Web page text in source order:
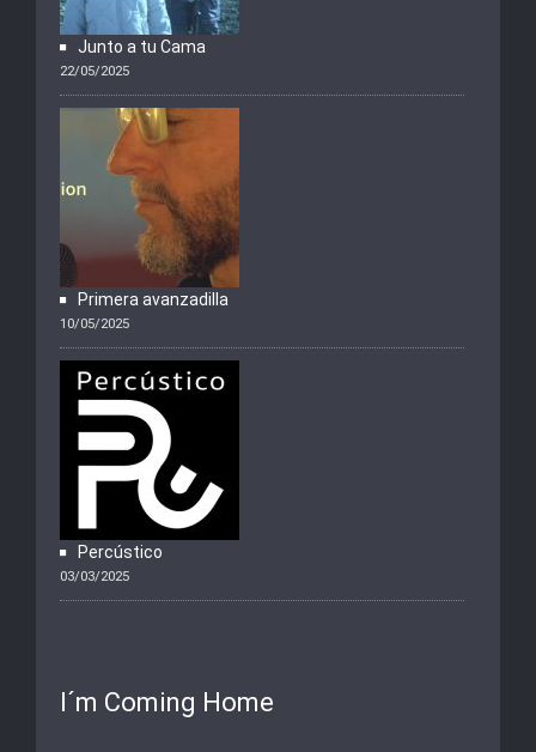
Junto a tu Cama
22/05/2025
Primera avanzadilla
10/05/2025
Percústico
03/03/2025
I´m Coming Home